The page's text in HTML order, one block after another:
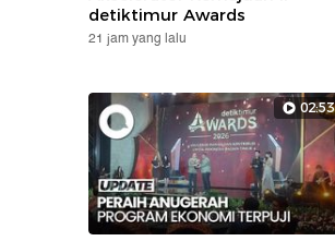
detiktimur Awards
21 jam yang lalu
02:53